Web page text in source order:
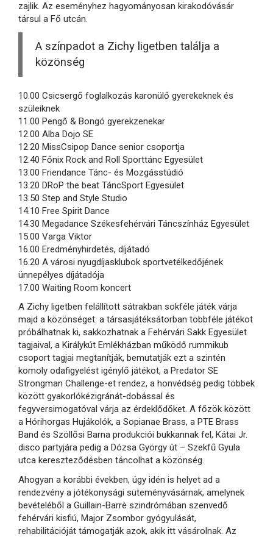
zajlik. Az eseményhez hagyományosan kirakodóvásár
társul a Fő utcán.
A színpadot a Zichy ligetben találja a
közönség
10.00 Csicsergő foglalkozás karonülő gyerekeknek és
szüleiknek
11.00 Pengő & Bongó gyerekzenekar
12.00 Alba Dojo SE
12.20 MissCsipop Dance senior csoportja
12.40 Főnix Rock and Roll Sporttánc Egyesület
13.00 Friendance Tánc- és Mozgásstúdió
13.20 DRoP the beat TáncSport Egyesület
13.50 Step and Style Studio
14.10 Free Spirit Dance
14.30 Megadance Székesfehérvári Táncszínház Egyesület
15.00 Varga Viktor
16.00 Eredményhirdetés, díjátadó
16.20 A városi nyugdíjasklubok sportvetélkedőjének
ünnepélyes díjátadója
17.00 Waiting Room koncert
A Zichy ligetben felállított sátrakban sokféle játék várja
majd a közönséget: a társasjátéksátorban többféle játékot
próbálhatnak ki, sakkozhatnak a Fehérvári Sakk Egyesület
tagjaival, a Királykút Emlékházban működő rummikub
csoport tagjai megtanítják, bemutatják ezt a szintén
komoly odafigyelést igénylő játékot, a Predator SE
Strongman Challenge-et rendez, a honvédség pedig többek
között gyakorlókézigránát-dobással és
fegyversimogatóval várja az érdeklődőket. A főzök között
a Hórihorgas Hujákolók, a Sopianae Brass, a PTE Brass
Band és Szöllősi Barna produkciói bukkannak fel, Kátai Jr.
disco partyjára pedig a Dózsa György út – Szekfű Gyula
utca kereszteződésben táncolhat a közönség.
Ahogyan a korábbi években, úgy idén is helyet ad a
rendezvény a jótékonysági süteményvásárnak, amelynek
bevételéből a Guillain-Barrè szindrómában szenvedő
fehérvári kisfiú, Major Zsombor gyógyulását,
rehabilitációját támogatják azok, akik itt vásárolnak. Az